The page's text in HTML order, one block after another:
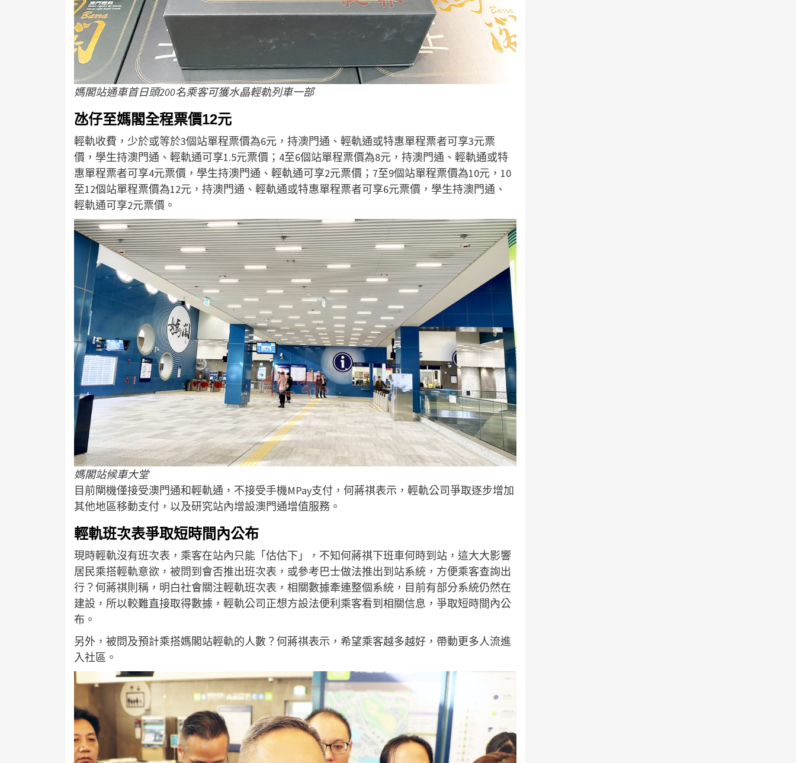
媽閣站通車首日頭200名乘客可獲水晶輕軌列車一部
氹仔至媽閣全程票價12元
輕軌收費，少於或等於3個站單程票價為6元，持澳門通、輕軌通或特惠單程票者可享3元票
價，學生持澳門通、輕軌通可享1.5元票價；4至6個站單程票價為8元，持澳門通、輕軌通或特
惠單程票者可享4元票價，學生持澳門通、輕軌通可享2元票價；7至9個站單程票價為10元，10
至12個站單程票價為12元，持澳門通、輕軌通或特惠單程票者可享6元票價，學生持澳門通、
輕軌通可享2元票價。
媽閣站候車大堂
目前閘機僅接受澳門通和輕軌通，不接受手機MPay支付，何蔣祺表示，輕軌公司爭取逐步增加
其他地區移動支付，以及研究站內增設澳門通增值服務。
輕軌班次表爭取短時間內公布
現時輕軌沒有班次表，乘客在站內只能「估估下」，不知何蔣祺下班車何時到站，這大大影響
居民乘搭輕軌意欲，被問到會否推出班次表，或參考巴士做法推出到站系統，方便乘客查詢出
行？何蔣祺則稱，明白社會關注輕軌班次表，相關數據牽連整個系統，目前有部分系統仍然在
建設，所以較難直接取得數據，輕軌公司正想方設法便利乘客看到相關信息，爭取短時間內公
布。
另外，被問及預計乘搭媽閣站輕軌的人數？何蔣祺表示，希望乘客越多越好，帶動更多人流進
入社區。